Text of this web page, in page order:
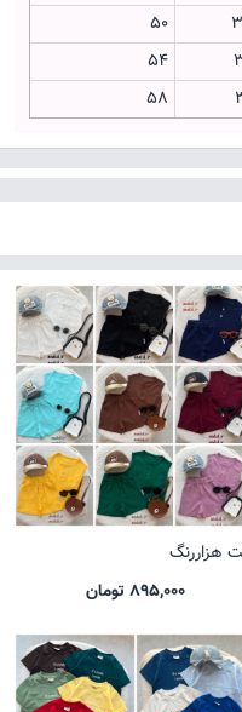
۵۰
۵۴
۵۸
هزاررنگ
895,000 تومان